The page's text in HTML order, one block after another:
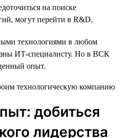
на поиске
могут перейти в R&D.
технологиями в любом
ИТ-специалисту. Но в ВСК
опыт.
добиться
лидерства